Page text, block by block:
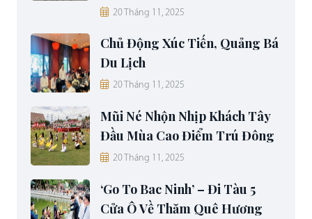
20 Tháng 11, 2025
Chủ Động Xúc Tiến, Quảng Bá
Du Lịch
20 Tháng 11, 2025
Mũi Né Nhộn Nhịp Khách Tây
Đầu Mùa Cao Điểm Trú Đông
20 Tháng 11, 2025
‘Go To Bac Ninh’ – Đi Tàu 5
Cửa Ô Về Thăm Quê Hương